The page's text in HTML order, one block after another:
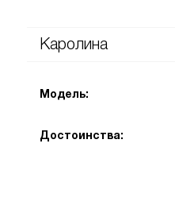
Каролина
Модель:
Достоинства: